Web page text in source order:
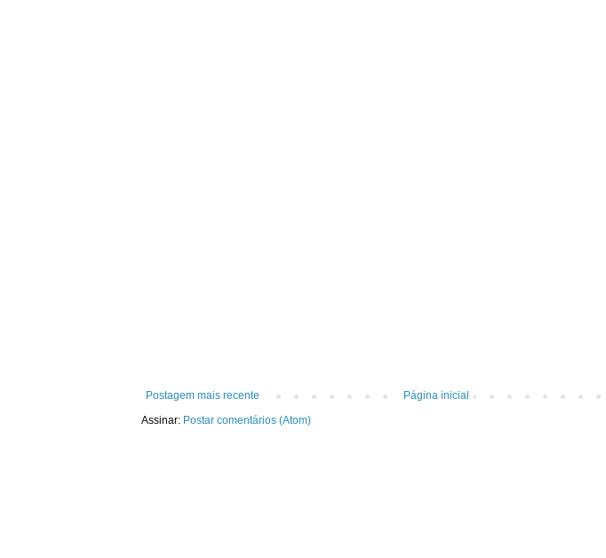
Postagem mais recente
Página inicial
Assinar: Postar comentários (Atom)